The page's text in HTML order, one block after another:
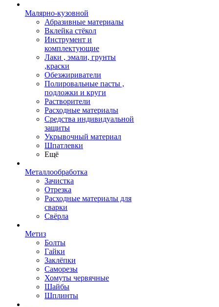
Малярно-кузовной
Абразивные материалы
Вклейка стёкол
Инструмент и
комплектующие
Лаки , эмали, грунты
,краски
Обезжириватели
Полировальные пасты ,
подложки и круги
Растворители
Расходные материалы
Средства индивидуальной
защиты
Укрывочный материал
Шпатлевки
Ещё
Металлообработка
Зачистка
Отрезка
Расходные материалы для
сварки
Свёрла
Метиз
Болты
Гайки
Заклёпки
Саморезы
Хомуты червячные
Шайбы
Шплинты